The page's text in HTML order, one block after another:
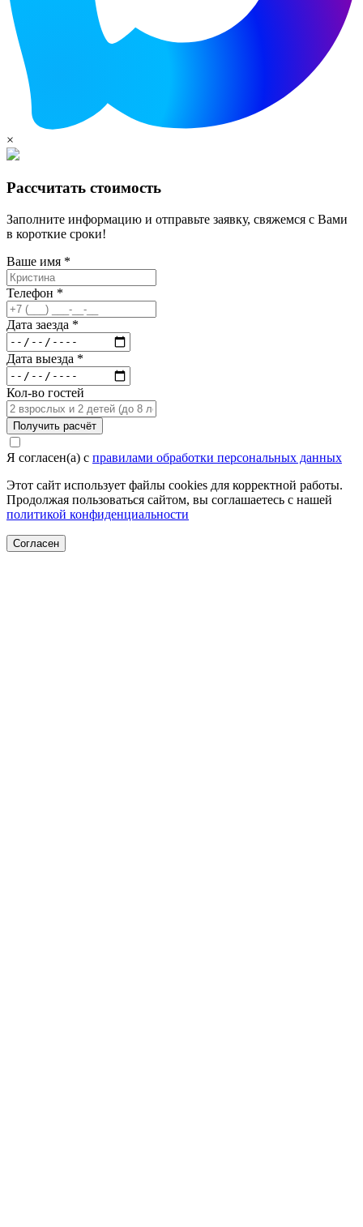
×
Рассчитать стоимость
Заполните информацию и отправьте заявку, свяжемся с Вами
в короткие сроки!
Ваше имя *
Телефон *
Дата заезда *
Дата выезда *
Кол-во гостей
Получить расчёт
Я согласен(а) c правилами обработки персональных данных
Этот сайт использует файлы cookies для корректной работы.
Продолжая пользоваться сайтом, вы соглашаетесь с нашей
политикой конфиденциальности
Согласен